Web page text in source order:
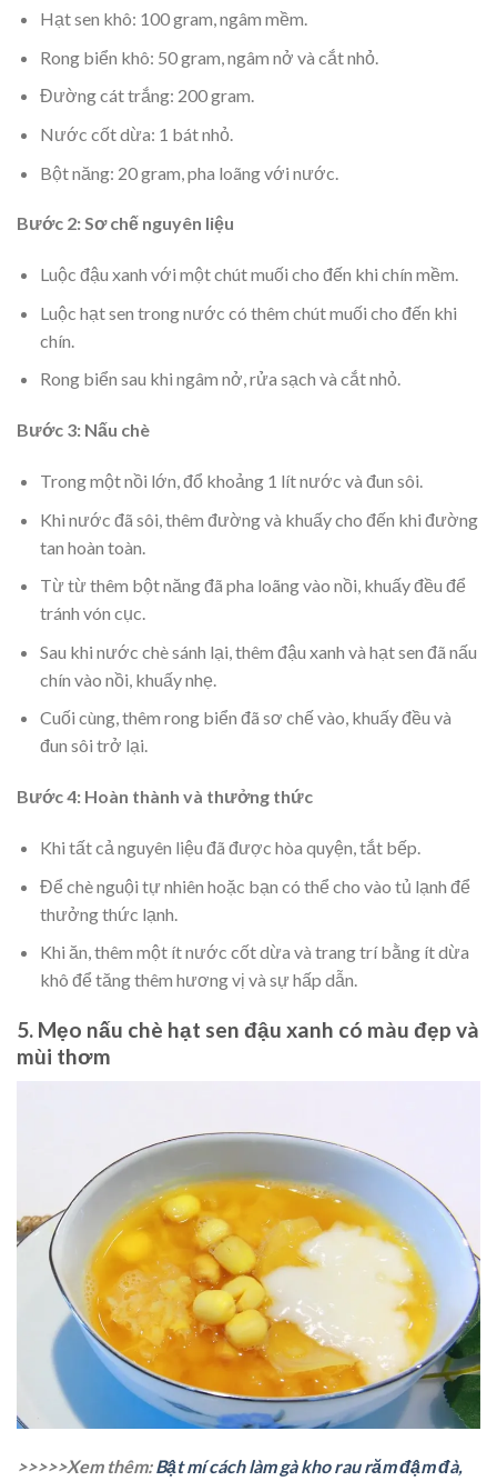
Hạt sen khô: 100 gram, ngâm mềm.
Rong biển khô: 50 gram, ngâm nở và cắt nhỏ.
Đường cát trắng: 200 gram.
Nước cốt dừa: 1 bát nhỏ.
Bột năng: 20 gram, pha loãng với nước.
Bước 2: Sơ chế nguyên liệu
Luộc đậu xanh với một chút muối cho đến khi chín mềm.
Luộc hạt sen trong nước có thêm chút muối cho đến khi
chín.
Rong biển sau khi ngâm nở, rửa sạch và cắt nhỏ.
Bước 3: Nấu chè
Trong một nồi lớn, đổ khoảng 1 lít nước và đun sôi.
Khi nước đã sôi, thêm đường và khuấy cho đến khi đường
tan hoàn toàn.
Từ từ thêm bột năng đã pha loãng vào nồi, khuấy đều để
tránh vón cục.
Sau khi nước chè sánh lại, thêm đậu xanh và hạt sen đã nấu
chín vào nồi, khuấy nhẹ.
Cuối cùng, thêm rong biển đã sơ chế vào, khuấy đều và
đun sôi trở lại.
Bước 4: Hoàn thành và thưởng thức
Khi tất cả nguyên liệu đã được hòa quyện, tắt bếp.
Để chè nguội tự nhiên hoặc bạn có thể cho vào tủ lạnh để
thưởng thức lạnh.
Khi ăn, thêm một ít nước cốt dừa và trang trí bằng ít dừa
khô để tăng thêm hương vị và sự hấp dẫn.
5. Mẹo nấu chè hạt sen đậu xanh có màu đẹp và
mùi thơm
>>>>>Xem thêm:Bật mí cách làm gà kho rau răm đậm đà,